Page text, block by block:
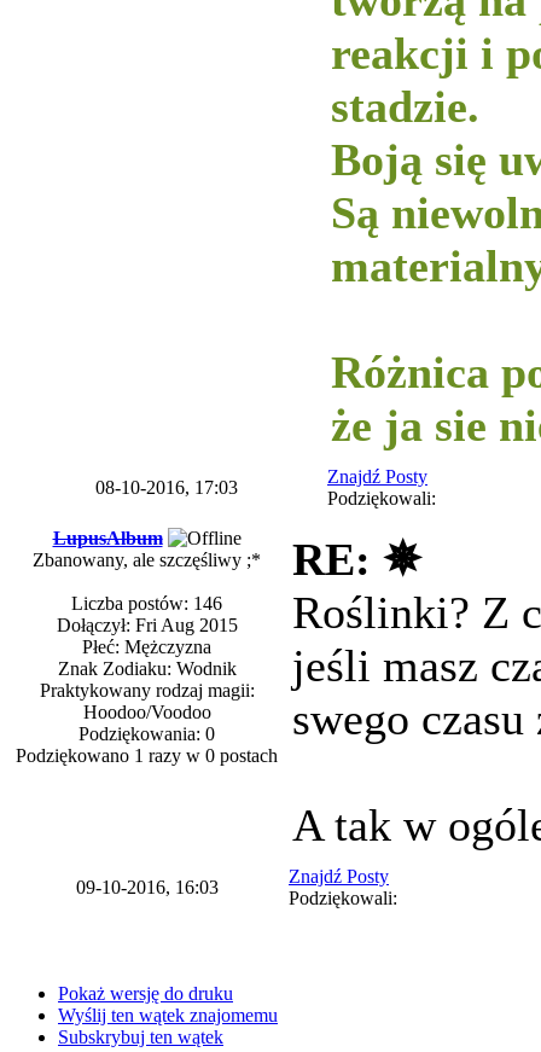
reakcji i
stadzie.
Boją się
Są
Różnica
że ja sie
08-10-2016, 17:03
Znajdź Posty
Podziękowali:
LupusAlbum
Zbanowany, ale szczęśliwy ;*
Liczba postów: 146
Dołączył: Fri Aug 2015
Płeć: Mężczyzna
Znak Zodiaku: Wodnik
Praktykowany rodzaj magii:
Hoodoo/Voodoo
Podziękowania: 0
Podziękowano 1 razy w 0 postach
RE: ✵
Roślinki? Z
jeśli masz
swego
A tak w
09-10-2016, 16:03
Znajdź Posty
Podziękowali:
Pokaż wersję do druku
Wyślij ten wątek znajomemu
Subskrybuj ten wątek